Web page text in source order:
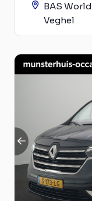
BAS World
Veghel